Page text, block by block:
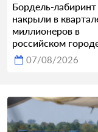
Бордель-лабиринт
накрыли в
миллионеров в
российском
07/08/2026